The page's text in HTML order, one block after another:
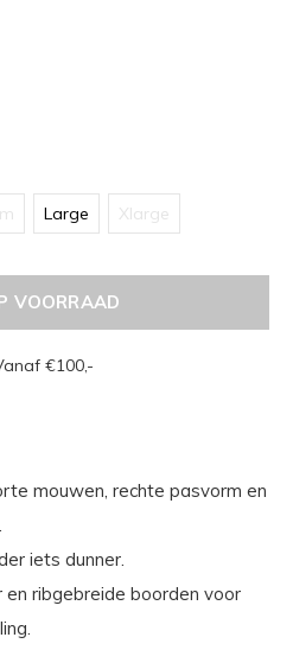
Large Xlarge
VOORRAAD
€100,-
mouwen, rechte pasvorm en
iets dunner.
en ribgebreide boorden voor